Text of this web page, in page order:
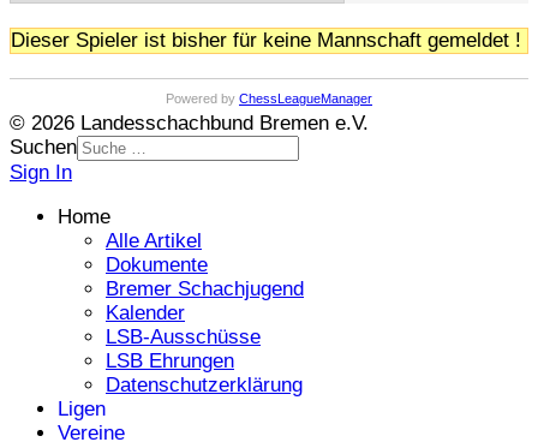
Dieser Spieler ist bisher für keine Mannschaft gemeldet !
Powered by ChessLeagueManager
© 2026 Landesschachbund Bremen e.V.
Suchen
Sign In
Home
Alle Artikel
Dokumente
Bremer Schachjugend
Kalender
LSB-Ausschüsse
LSB Ehrungen
Datenschutzerklärung
Ligen
Vereine